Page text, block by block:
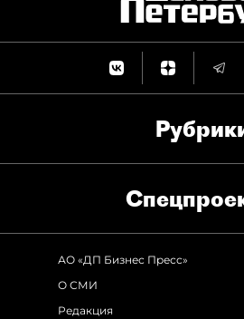
АО «ДП Бизнес Пресс»
О СМИ
Редакция